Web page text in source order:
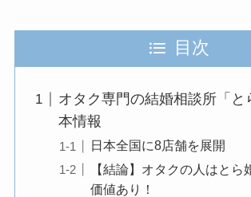
目次
オタク専門の結婚相談所「と
本情報
日本全国に8店舗を展開
【結論】オタクの人はとら
価値あり！